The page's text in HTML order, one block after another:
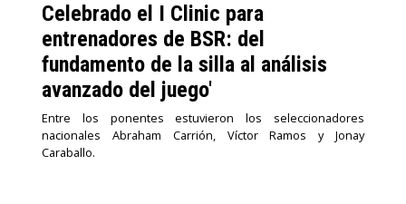
Celebrado el I Clinic para
entrenadores de BSR: del
fundamento de la silla al análisis
avanzado del juego'
Entre los ponentes estuvieron los seleccionadores
nacionales Abraham Carrión, Víctor Ramos y Jonay
Caraballo.